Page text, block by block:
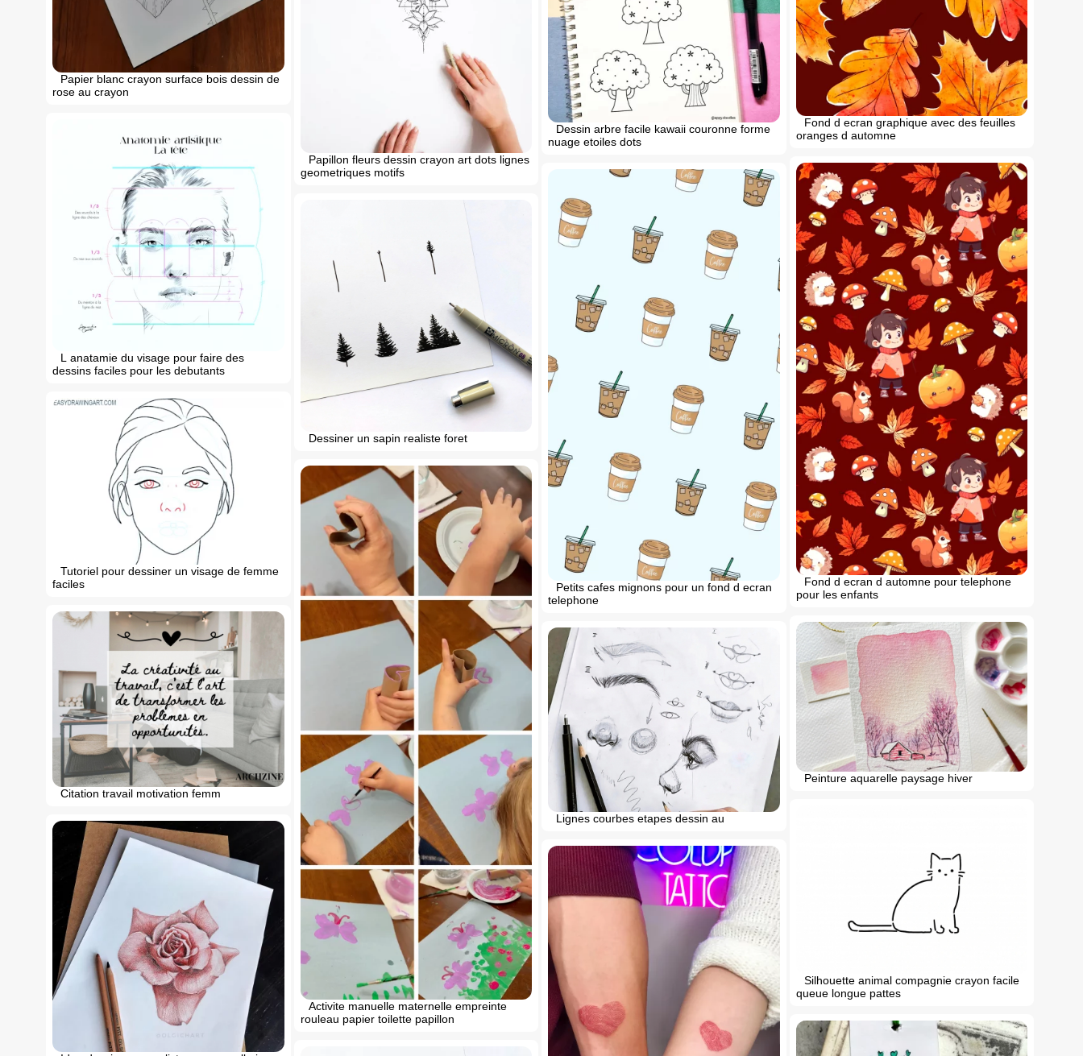
Fond d ecran graphique avec des feuilles
oranges d automne
Papier blanc crayon surface bois dessin de
rose au crayon
Papillon fleurs dessin crayon art dots lignes
geometriques motifs
Dessin arbre facile kawaii couronne forme
nuage etoiles dots
L anatamie du visage pour faire des
dessins faciles pour les debutants
Fond d ecran d automne pour telephone
pour les enfants
Petits cafes mignons pour un fond d ecran
telephone
Dessiner un sapin realiste foret
Tutoriel pour dessiner un visage de femme
faciles
Activite manuelle maternelle empreinte
rouleau papier toilette papillon
Citation travail motivation femm
Peinture aquarelle paysage hiver
Lignes courbes etapes dessin au
Silhouette animal compagnie crayon facile
queue longue pattes